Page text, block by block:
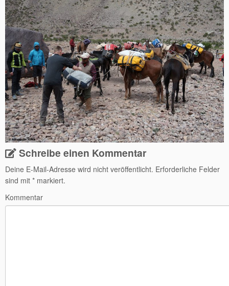
Schreibe einen Kommentar
Deine E-Mail-Adresse wird nicht veröffentlicht. Erforderliche Felder
sind mit * markiert.
Kommentar